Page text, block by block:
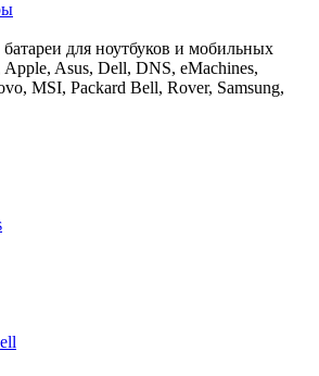
для ноутбуков и мобильных
Apple, Asus, Dell, DNS, eMachines,
MSI, Packard Bell, Rover, Samsung,